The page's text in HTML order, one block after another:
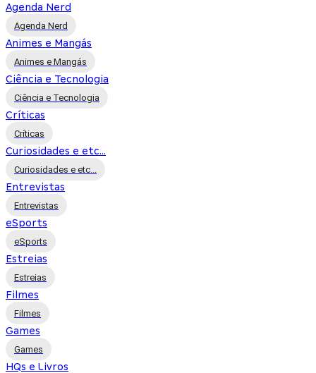
Agenda Nerd
Agenda Nerd
Animes e Mangás
Animes e Mangás
Ciência e Tecnologia
Ciência e Tecnologia
Críticas
Críticas
Curiosidades e etc...
Curiosidades e etc...
Entrevistas
Entrevistas
eSports
eSports
Estreias
Estreias
Filmes
Filmes
Games
Games
HQs e Livros